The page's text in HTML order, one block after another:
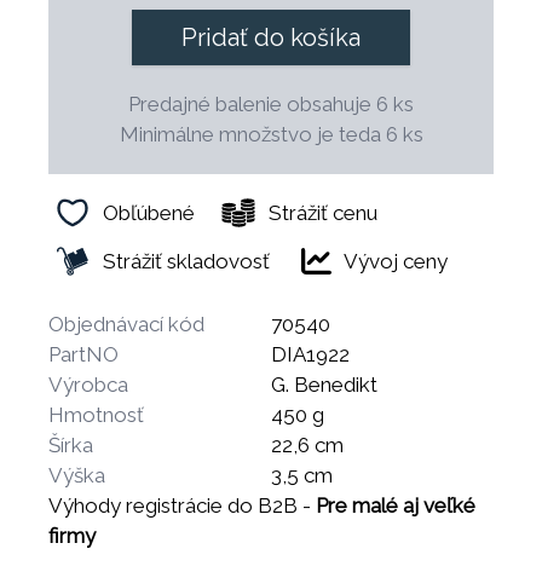
- možnosť dlhodobého priebežného
- špeciálny tvar šetrí miesto pri skladovaní
- finálny výpal prebieha pri teplote 1.400 ° C.
Pridať do košíka
Predajné balenie obsahuje 6 ks
Minimálne množstvo je teda 6 ks
Obľúbené
Strážiť cenu
Strážiť skladovosť
Vývoj ceny
Objednávací kód
70540
PartNO
DIA1922
Výrobca
G. Benedikt
Hmotnosť
450 g
Šírka
22,6 cm
Výška
3,5 cm
Výhody registrácie do B2B - Pre malé aj veľké
firmy